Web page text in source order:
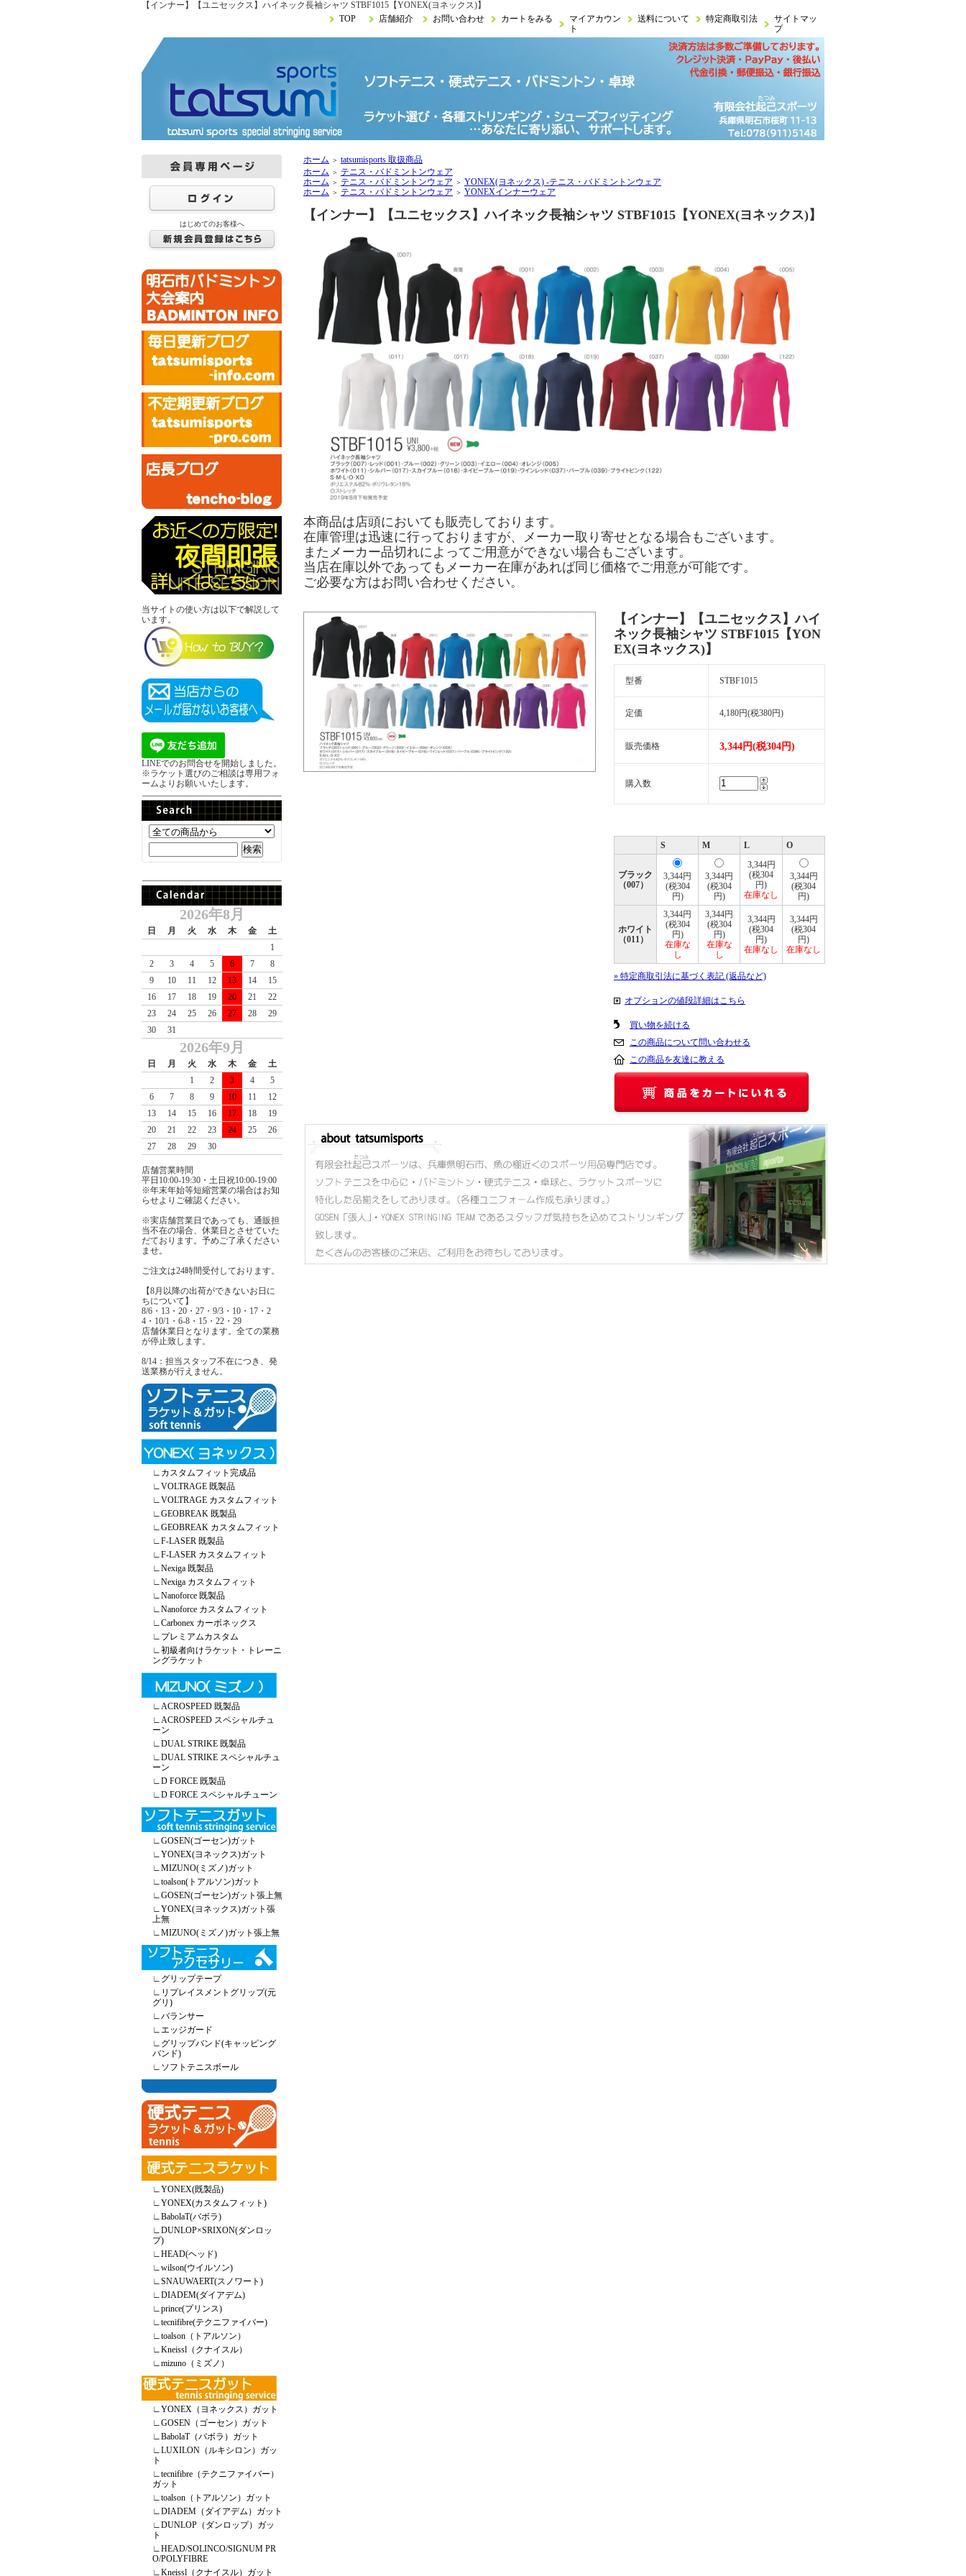
【インナー】【ユニセックス】ハイネック長袖シャツ STBF1015【YONEX(ヨネックス)】
TOP
店舗紹介 お問い合わせ カートをみる
マイアカウン
ト
送料について 特定商取引法
サイトマッ
プ
はじめてのお客様へ
当サイトの使い方は以下で解説して
います。
LINEでのお問合せを開始しました。
※ラケット選びのご相談は専用フォ
ームよりお願いいたします。
2026年8月
日 月 火 水 木 金
土
1
2
3 4 5 6 7
8
9
10 11 12 13 14
15
16
17 18 19 20 21
22
23
24 25 26 27 28
29
30
31
2026年9月
日 月 火 水 木 金
土
1
2 3 4
5
6
7 8 9 10 11
12
13
14 15 16 17 18
19
20
21 22 23 24 25
26
27
28 29 30
店舗営業時間
平日10:00-19:30・土日祝10:00-19:00
※年末年始等短縮営業の場合はお知
らせよりご確認ください。
※実店舗営業日であっても、通販担
当不在の場合、休業日とさせていた
だております。予めご了承ください
ませ。
ご注文は24時間受付しております。
【8月以降の出荷ができないお日に
ちについて】
8/6・13・20・27・9/3・10・17・2
4・10/1・6-8・15・22・29
店舗休業日となります。全ての業務
が停止致します。
8/14：担当スタッフ不在につき、発
送業務が行えません。
∟ カスタムフィット完成品
∟VOLTRAGE 既製品
∟VOLTRAGE カスタムフィット
∟GEOBREAK 既製品
∟GEOBREAK カスタムフィット
∟F-LASER 既製品
∟F-LASER カスタムフィット
∟Nexiga 既製品
∟Nexiga カスタムフィット
∟Nanoforce 既製品
∟Nanoforce カスタムフィット
∟Carbonex カーボネックス
∟ プレミアムカスタム
∟初級者向けラケット・トレーニ
ングラケット
∟ACROSPEED 既製品
∟ACROSPEED スペシャルチュ
ーン
∟DUAL STRIKE 既製品
∟DUAL STRIKE スペシャルチュ
ーン
∟D FORCE 既製品
∟D FORCE スペシャルチューン
∟GOSEN(ゴーセン)ガット
∟YONEX(ヨネックス)ガット
∟MIZUNO(ミズノ)ガット
∟toalson(トアルソン)ガット
∟GOSEN(ゴーセン)ガット張上無
∟YONEX(ヨネックス)ガット張
上無
∟MIZUNO(ミズノ)ガット張上無
∟ グリップテープ
∟ リプレイスメントグリップ(元
グリ)
∟バランサー
∟エッジガード
∟ グリップバンド(キャッピング
バンド)
∟ ソフトテニスボール
∟YONEX(既製品)
∟YONEX(カスタムフィット)
∟BabolaT(バボラ)
∟DUNLOP×SRIXON(ダンロッ
プ)
∟HEAD(ヘッド)
∟wilson(ウイルソン)
∟SNAUWAERT(スノワート)
∟DIADEM(ダイアデム)
∟prince(プリンス)
∟tecnifibre(テクニファイバー)
∟toalson（トアルソン）
∟Kneissl（クナイスル）
∟mizuno（ミズノ）
∟YONEX（ヨネックス）ガット
∟GOSEN（ゴーセン）ガット
∟BabolaT（バボラ）ガット
∟LUXILON（ルキシロン）ガッ
ト
∟tecnifibre（テクニファイバー）
ガット
∟toalson（トアルソン）ガット
∟DIADEM（ダイアデム）ガット
∟DUNLOP（ダンロップ）ガッ
ト
∟HEAD/SOLINCO/SIGNUM PR
O/POLYFIBRE
∟Kneissl（クナイスル）ガット
ホーム ＞ tatsumisports 取扱商品
ホーム ＞ テニス・バドミントンウェア
ホーム ＞ テニス・バドミントンウェア ＞ YONEX(ヨネックス) -テニス・バドミントンウェア
ホーム ＞ テニス・バドミントンウェア ＞ YONEXインナーウェア
【インナー】【ユニセックス】ハイネック長袖シャツ STBF1015【YONEX(ヨネックス)】
本商品は店頭においても販売しております。
在庫管理は迅速に行っておりますが、メーカー取り寄せとなる場合もございます。
またメーカー品切れによってご用意ができない場合もございます。
当店在庫以外であってもメーカー在庫があれば同じ価格でご用意が可能です。
ご必要な方はお問い合わせください。
【インナー】【ユニセックス】ハイ
ネック長袖シャツ STBF1015【YON
EX(ヨネックス)】
型番 STBF1015
定価 4,180円(税380円)
販売価格 3,344円(税304円)
購入数
S M L O
ブラック
（007）
3,344円
(税304
円)
3,344円
(税304
円)
3,344円
(税304
円)
在庫なし
3,344円
(税304
円)
ホワイト
（011）
3,344円
(税304
円)
在庫な
し
3,344円
(税304
円)
在庫な
し
3,344円
(税304
円)
在庫なし
3,344円
(税304
円)
在庫なし
» 特定商取引法に基づく表記 (返品など)
オプションの値段詳細はこちら
買い物を続ける
この商品について問い合わせる
この商品を友達に教える